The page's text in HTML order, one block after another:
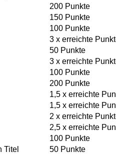
200 Punkte
150 Punkte
100 Punkte
3 x erreichte
50 Punkte
3 x erreichte
100 Punkte
200 Punkte
1,5 x erreichte
1,5 x erreichte
2 x erreichte
2,5 x erreichte
100 Punkte
Titel
50 Punkte